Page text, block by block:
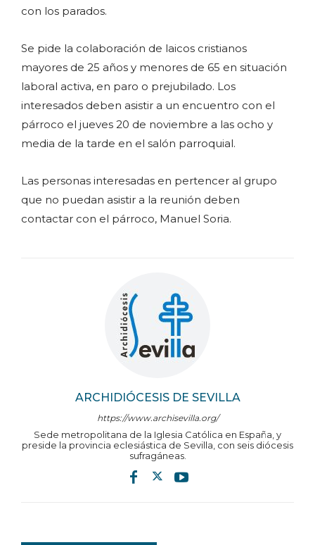
ARCHIDIÓCESIS DE SEVILLA
https://www.archisevilla.org/
Sede metropolitana de la Iglesia Católica en España, y
preside la provincia eclesiástica de Sevilla, con seis diócesis
sufragáneas.
con los parados.
Se pide la colaboración de laicos cristianos
mayores de 25 años y menores de 65 en situación
laboral activa, en paro o prejubilado. Los
interesados deben asistir a un encuentro con el
párroco el jueves 20 de noviembre a las ocho y
media de la tarde en el salón parroquial.
Las personas interesadas en pertencer al grupo
que no puedan asistir a la reunión deben
contactar con el párroco, Manuel Soria.